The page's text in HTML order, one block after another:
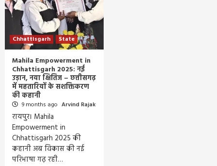
Chhattisgarh State
Mahila Empowerment in
Chhattisgarh 2025: नई
उड़ान, नया क्षितिज – छत्तीसगढ़
में महतारियों के सशक्तिकरण
की कहानी
9 months ago Arvind Rajak
रायपुर। Mahila
Empowerment in
Chhattisgarh 2025 की
कहानी अब विकास की नई
परिभाषा गढ़ रही…